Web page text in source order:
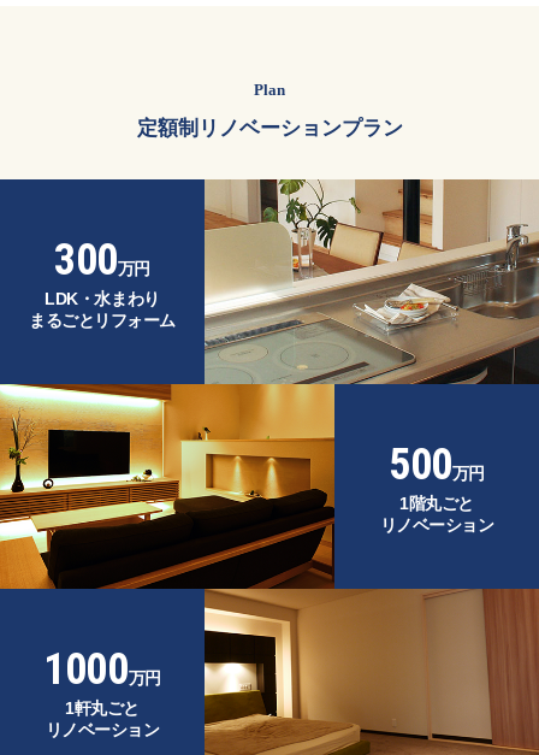
Plan
定額制リノベーションプラン
300万円
LDK・水まわり
まるごとリフォーム
500万円
1階丸ごと
リノベーション
1000万円
1軒丸ごと
リノベーション